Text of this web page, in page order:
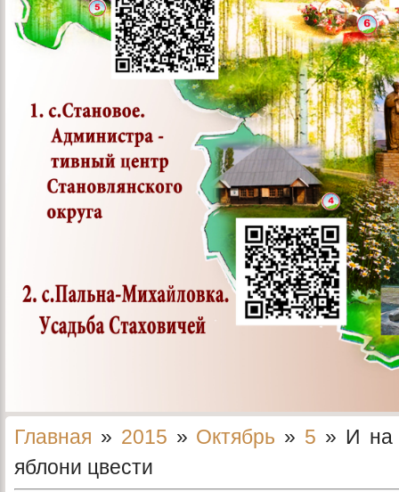
Главная » 2015 » Октябрь » 5 » И на
яблони цвести